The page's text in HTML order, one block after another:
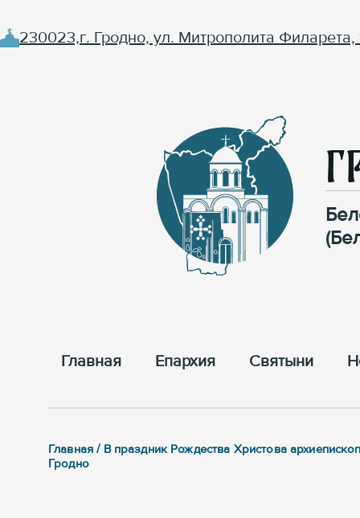
230023,г. Гродно, ул. Митрополита Филарета,
Главная Епархия Cвятыни
Главная / В праздник Рождества Христова
Гродно